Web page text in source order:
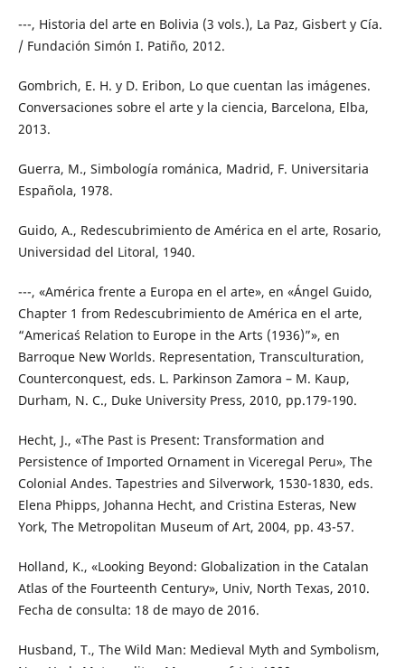
---, Historia del arte en Bolivia (3 vols.), La Paz, Gisbert y Cía.
/ Fundación Simón I. Patiño, 2012.
Gombrich, E. H. y D. Eribon, Lo que cuentan las imágenes.
Conversaciones sobre el arte y la ciencia, Barcelona, Elba,
2013.
Guerra, M., Simbología románica, Madrid, F. Universitaria
Española, 1978.
Guido, A., Redescubrimiento de América en el arte, Rosario,
Universidad del Litoral, 1940.
---, «América frente a Europa en el arte», en «Ángel Guido,
Chapter 1 from Redescubrimiento de América en el arte,
“America´s Relation to Europe in the Arts (1936)”», en
Barroque New Worlds. Representation, Transculturation,
Counterconquest, eds. L. Parkinson Zamora – M. Kaup,
Durham, N. C., Duke University Press, 2010, pp.179-190.
Hecht, J., «The Past is Present: Transformation and
Persistence of Imported Ornament in Viceregal Peru», The
Colonial Andes. Tapestries and Silverwork, 1530-1830, eds.
Elena Phipps, Johanna Hecht, and Cristina Esteras, New
York, The Metropolitan Museum of Art, 2004, pp. 43-57.
Holland, K., «Looking Beyond: Globalization in the Catalan
Atlas of the Fourteenth Century», Univ, North Texas, 2010.
Fecha de consulta: 18 de mayo de 2016.
Husband, T., The Wild Man: Medieval Myth and Symbolism,